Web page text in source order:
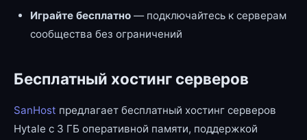
Играйте бесплатно — подключайтесь к серверам
сообщества без ограничений
Бесплатный хостинг серверов
SanHost предлагает бесплатный хостинг серверов
Hytale с 3 ГБ оперативной памяти, поддержкой